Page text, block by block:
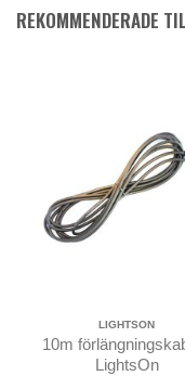
REKOMMENDERADE
LIGHTSON
10m
LightsOn